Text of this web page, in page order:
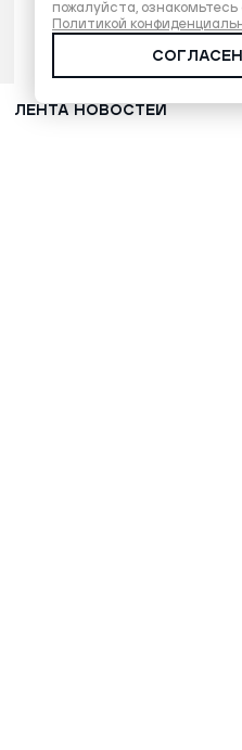
ЛЕНТА НОВОСТЕЙ
пожалуйста,
Политикой
СОГЛАСЕН